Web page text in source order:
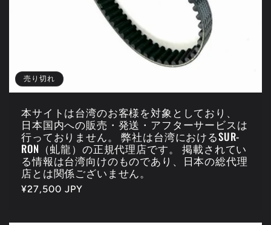
売り切れ
本サイトは台湾のお客様を対象としており、
日本国内への販売・発送・アフターサービスは
行っておりません。 弊社は台湾におけるSUR-
RON（虬龍）の正規代理店です。 掲載されてい
る情報は台湾向けのものであり、日本の総代理
店とは関係ございません。
通
¥27,500 JPY